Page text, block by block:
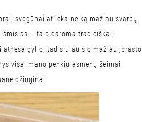
svogūnai atlieka ne ką mažiau svarbų
– taip daroma tradiciškai,
gylio, tad siūlau šio mažiau įprasto
visai mano penkių asmenų šeimai
džiugina!